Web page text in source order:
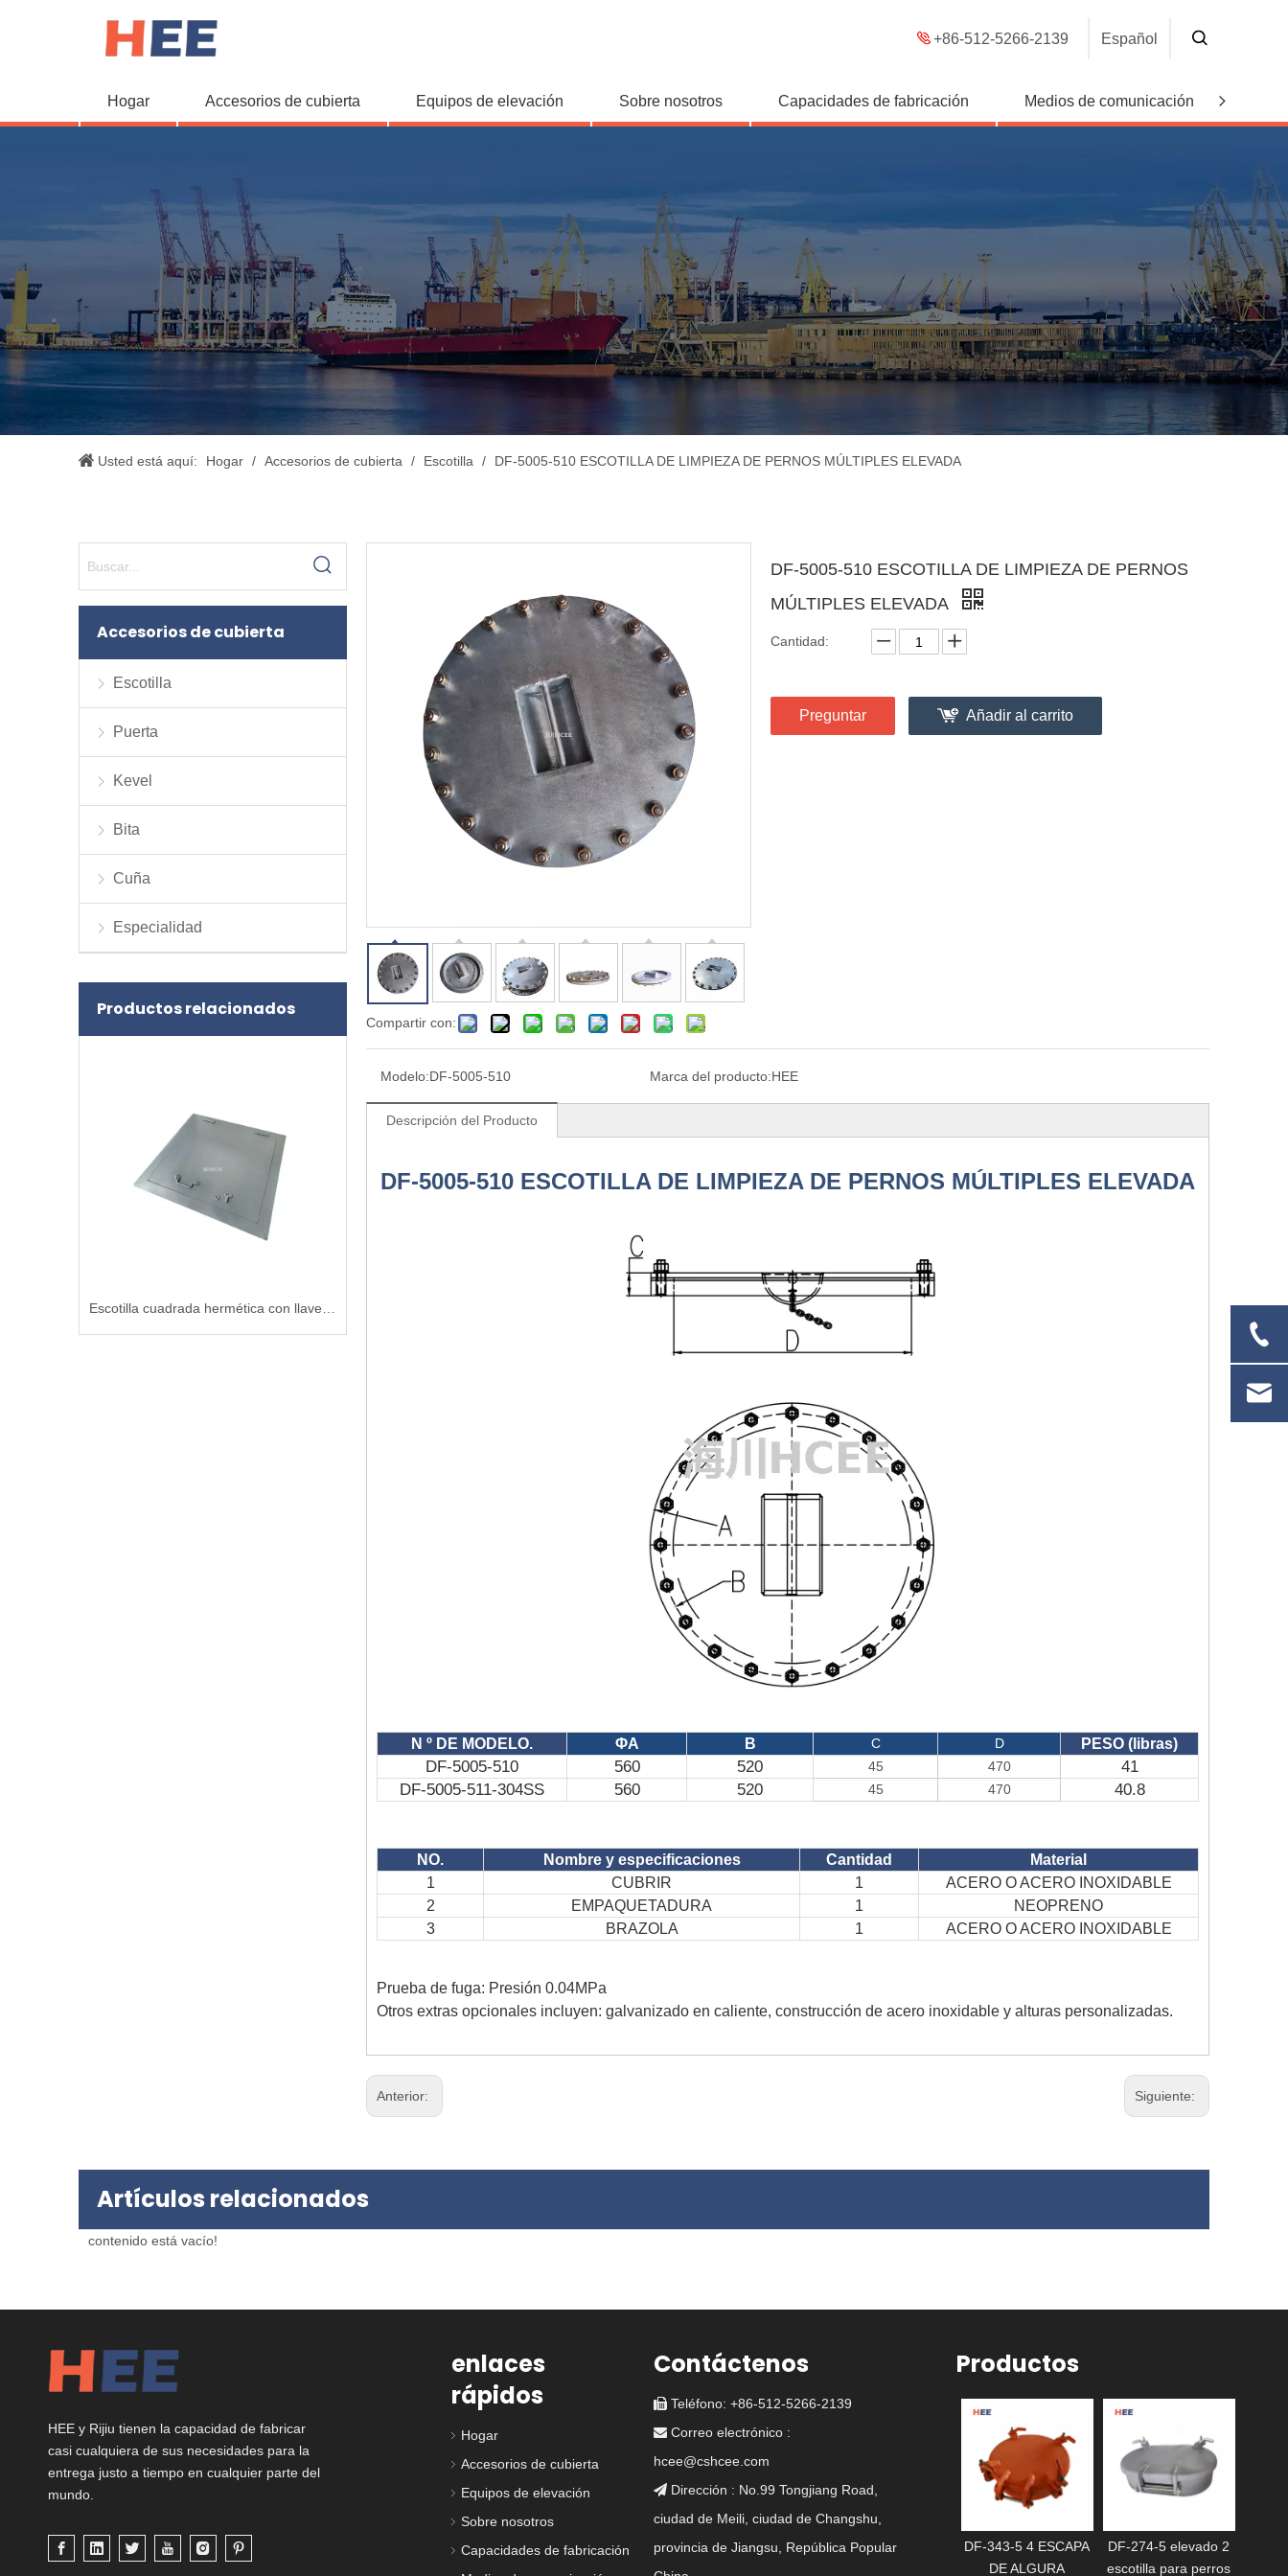
+86-512-5266-2139 Español
Hogar Accesorios de cubierta Equipos de elevación Sobre nosotros Capacidades de fabricación Medios de comunicación
Usted está aquí: Hogar / Accesorios de cubierta / Escotilla / DF-5005-510 ESCOTILLA DE LIMPIEZA DE PERNOS MÚLTIPLES ELEVADA
Accesorios de cubierta
Escotilla
Puerta
Kevel
Bita
Cuña
Especialidad
Productos relacionados
Compartir con:
DF-5005-510 ESCOTILLA DE LIMPIEZA DE PERNOS
MÚLTIPLES ELEVADA
Cantidad:
Preguntar Añadir al carrito
Modelo:DF-5005-510 Marca del producto:HEE
Descripción del Producto
DF-5005-510 ESCOTILLA DE LIMPIEZA DE PERNOS MÚLTIPLES ELEVADA
N º DE MODELO. ΦA B C D PESO (libras)
DF-5005-510 560 520 45 470
41
DF-5005-511-304SS
560 520 45 470 40.8
NO. Nombre y especificaciones Cantidad
Material
1
CUBRIR 1
ACERO O ACERO INOXIDABLE
2
EMPAQUETADURA 1
NEOPRENO
3
BRAZOLA 1 ACERO O ACERO INOXIDABLE
Prueba de fuga: Presión 0.04MPa
Otros extras opcionales incluyen: galvanizado en caliente, construcción de acero inoxidable y alturas personalizadas.
Anterior: Siguiente:
Artículos relacionados
contenido está vacío!
HEE y Rijiu tienen la capacidad de fabricar
casi cualquiera de sus necesidades para la
entrega justo a tiempo en cualquier parte del
mundo.
enlaces
rápidos
Hogar
Accesorios de cubierta
Equipos de elevación
Sobre nosotros
Capacidades de fabricación
Contáctenos
Teléfono: +86-512-5266-2139
Correo electrónico :
hcee@cshcee.com
Dirección : No.99 Tongjiang Road,
ciudad de Meili, ciudad de Changshu,
provincia de Jiangsu, República Popular
Productos
DF-343-5 4 ESCAPA
DF-274-5 elevado 2
escotilla para perros
ESCOTILLA
DF-343-5 4 ESCAPA
DF-274-5 elevado 2
escotilla para perros
ESCOTILLA
IMPERMEABLE CON